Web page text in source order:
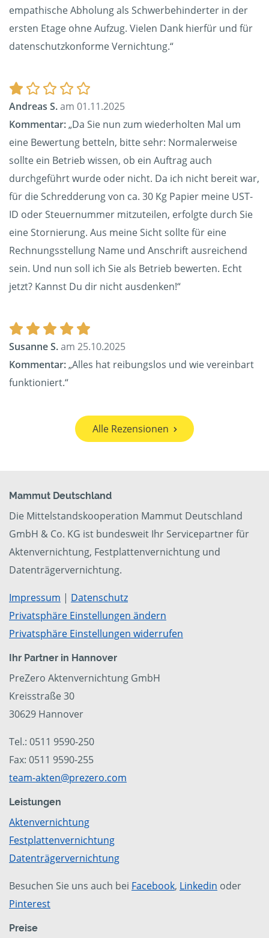
empathische Abholung als Schwerbehinderter in der
ersten Etage ohne Aufzug. Vielen Dank hierfür und für
datenschutzkonforme Vernichtung.“
Andreas S.am 01.11.2025
Kommentar:„Da Sie nun zum wiederholten Mal um
eine Bewertung betteln, bitte sehr: Normalerweise
sollte ein Betrieb wissen, ob ein Auftrag auch
durchgeführt wurde oder nicht. Da ich nicht bereit war,
für die Schredderung von ca. 30 Kg Papier meine UST-
ID oder Steuernummer mitzuteilen, erfolgte durch Sie
eine Stornierung. Aus meine Sicht sollte für eine
Rechnungsstellung Name und Anschrift ausreichend
sein. Und nun soll ich Sie als Betrieb bewerten. Echt
jetzt? Kannst Du dir nicht ausdenken!“
Susanne S.am 25.10.2025
Kommentar:„Alles hat reibungslos und wie vereinbart
funktioniert.“
Alle Rezensionen
Mammut Deutschland
Die Mittelstandskooperation Mammut Deutschland
GmbH & Co. KG ist bundesweit Ihr Servicepartner für
Aktenvernichtung, Festplattenvernichtung und
Datenträgervernichtung.
Impressum | Datenschutz
Privatsphäre Einstellungen ändern
Privatsphäre Einstellungen widerrufen
Ihr Partner in Hannover
PreZero Aktenvernichtung GmbH
Kreisstraße 30
30629 Hannover
Tel.: 0511 9590-250
Fax: 0511 9590-255
team-akten@prezero.com
Leistungen
Aktenvernichtung
Festplattenvernichtung
Datenträgervernichtung
Besuchen Sie uns auch bei Facebook, Linkedin oder
Pinterest
Preise